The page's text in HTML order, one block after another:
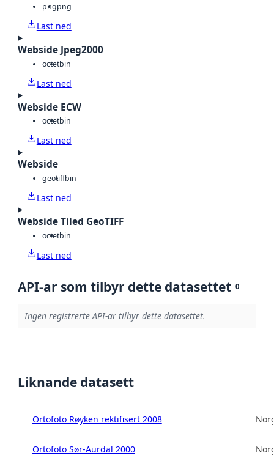
pngpng
Last ned
Webside Jpeg2000
octetbin
Last ned
Webside ECW
octetbin
Last ned
Webside
geotiffbin
Last ned
Webside Tiled GeoTIFF
octetbin
Last ned
API-ar som tilbyr dette datasettet 0
Ingen registrerte API-ar tilbyr dette datasettet.
Liknande datasett
Ortofoto Røyken rektifisert 2008
Ortofoto Sør-Aurdal 2000